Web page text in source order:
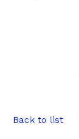
Back to list